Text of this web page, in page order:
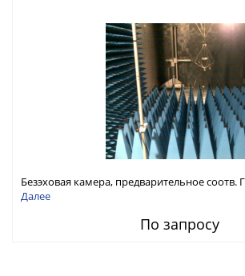
Безэховая камера, предварительное соотв.
ГОСТ Р 51317.4.3
Далее
По запросу